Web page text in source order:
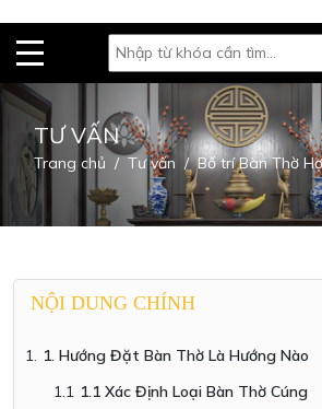
TƯ VẤN
Trang chủ Tư vấn Bố trí Bàn Thờ
NỘI DUNG CHÍNH
1. Hướng Đặt Bàn Thờ Là Hướng Nào
1.1 Xác Định Loại Bàn Thờ Cúng